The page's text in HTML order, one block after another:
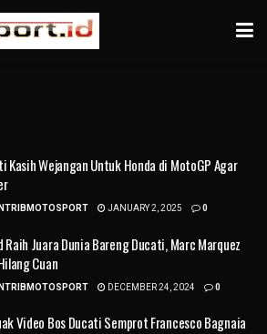
Kasih Wejangan Untuk Honda di MotoGP Agar
JANUARY 2, 2025 0
Raih Juara Dunia Bareng Ducati, Marc Marquez
Cuan
DECEMBER 24, 2024 0
Video Bos Ducati Semprot Francesco Bagnaia